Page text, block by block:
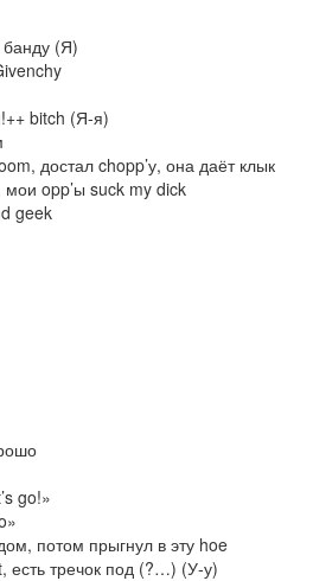
(Я)
bitch (Я-я)
достал chopp’у, она даёт клык
opp’ы suck my dick
geek
go!»
потом прыгнул в эту hoe
тречок под (?…) (У-у)